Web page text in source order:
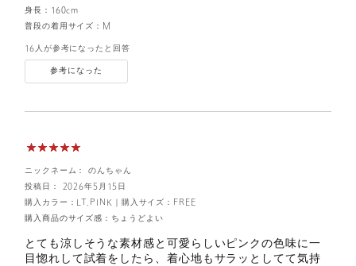
身長： 160cm
普段の着用サイズ： M
16人が参考になったと回答
参考になった
ニックネーム： のんちゃん
投稿日： 2026年5月15日
購入サイズ：FREE
購入カラー：LT.PINK
購入商品のサイズ感： ちょうどよい
とても涼しそうな素材感と可愛らしいピンクの色味に一
目惚れして試着をしたら、着心地もサラッとしてて気持